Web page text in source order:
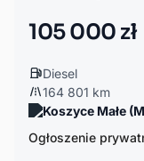
105 000 zł
Diesel
164 801 km
Koszyce Małe
Ogłoszenie